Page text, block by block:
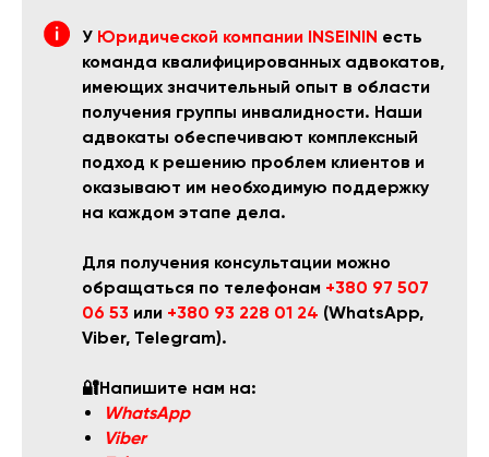
У Юридической компании INSEININ есть
команда квалифицированных адвокатов,
имеющих значительный опыт в области
получения группы инвалидности. Наши
адвокаты обеспечивают комплексный
подход к решению проблем клиентов и
оказывают им необходимую поддержку
на каждом этапе дела.
Для получения консультации можно
обращаться по телефонам +380 97 507
06 53 или +380 93 228 01 24 (WhatsApp,
Viber, Telegram).
🔐Напишите нам на:
WhatsApp
Viber